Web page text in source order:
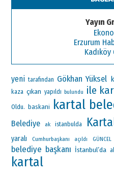
Yayın
Erzurum
yeni tarafından Gökhan Yüksel
kaza çıkan yapıldı bulundu ile
Oldu. baskani kartal
Belediye ak istanbulda
yaralı Cumhurbaşkanı açıldı GÜNCEL
belediye başkanı İstanbul’da
kartal